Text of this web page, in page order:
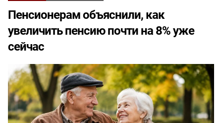
Пенсионерам объяснили, как
увеличить пенсию почти на 8% уже
сейчас